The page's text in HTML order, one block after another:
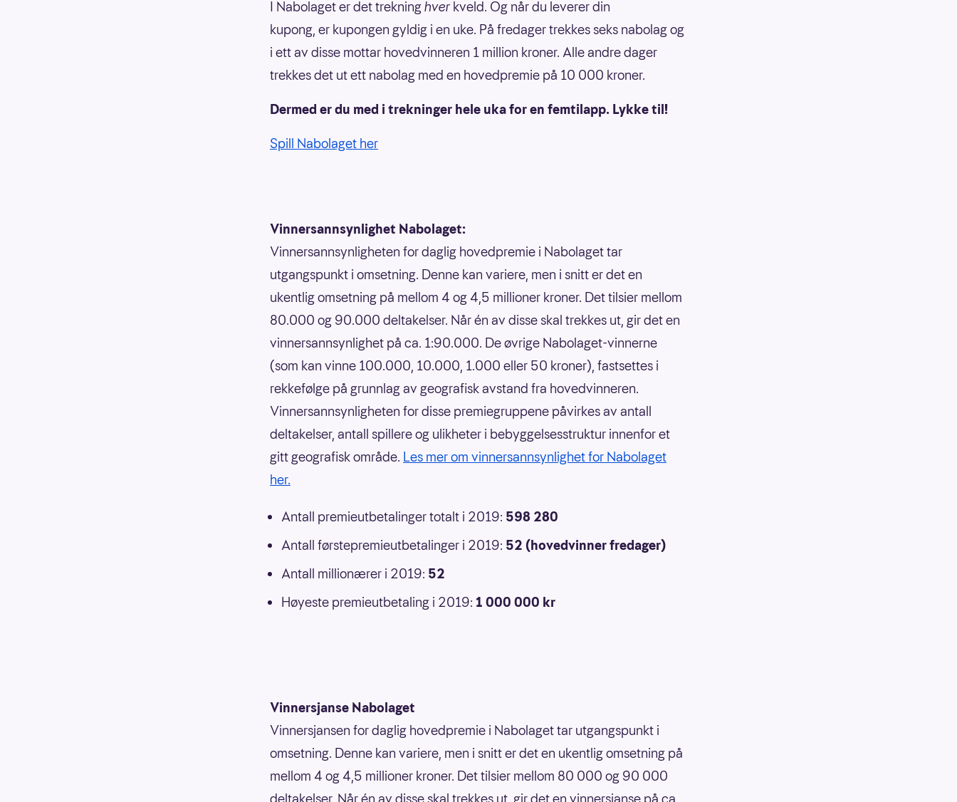
I Nabolaget er det trekninghver kveld. Og når du leverer din
kupong, er kupongen gyldig i en uke. På fredager trekkes seks nabolag og
i ett av disse mottar hovedvinneren 1 million kroner. Alle andre dager
trekkes det ut ett nabolag med en hovedpremie på 10 000 kroner.
Dermed er du med i trekninger hele uka for en femtilapp. Lykke til!
Spill Nabolaget her
Vinnersannsynlighet Nabolaget:
Vinnersannsynligheten for daglig hovedpremie i Nabolaget tar
utgangspunkt i omsetning. Denne kan variere, men i snitt er det en
ukentlig omsetning på mellom 4 og 4,5 millioner kroner. Det tilsier mellom
80.000 og 90.000 deltakelser. Når én av disse skal trekkes ut, gir det en
vinnersannsynlighet på ca. 1:90.000. De øvrige Nabolaget-vinnerne
(som kan vinne 100.000, 10.000, 1.000 eller 50 kroner), fastsettes i
rekkefølge på grunnlag av geografisk avstand fra hovedvinneren.
Vinnersannsynligheten for disse premiegruppene påvirkes av antall
deltakelser, antall spillere og ulikheter i bebyggelsesstruktur innenfor et
gitt geografisk område. Les mer om vinnersannsynlighet for Nabolaget
her.
Antall premieutbetalinger totalt i 2019: 598 280
Antall førstepremieutbetalinger i 2019: 52 (hovedvinner fredager)
Antall millionærer i 2019: 52
Høyeste premieutbetaling i 2019: 1 000 000 kr
Vinnersjanse Nabolaget
Vinnersjansen for daglig hovedpremie i Nabolaget tar utgangspunkt i
omsetning. Denne kan variere, men i snitt er det en ukentlig omsetning på
mellom 4 og 4,5 millioner kroner. Det tilsier mellom 80 000 og 90 000